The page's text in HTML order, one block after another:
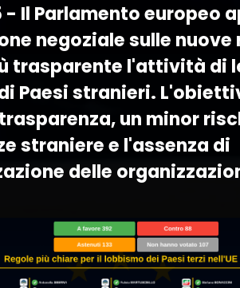
- Il Parlamento europeo
negoziale sulle nuove
trasparente l'attività di
Paesi stranieri.
un minor
straniere e l'assenza di
delle